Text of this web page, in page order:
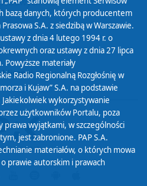
bazą danych, których producentem
S.A. z siedzibą w Warszawie.
z dnia 4 lutego 1994 r. o
oraz ustawy z dnia 27 lipca
Powyższe materiały
Radio Regionalną Rozgłośnię w
i Kujaw” S.A. na podstawie
wykorzystywanie
użytkowników Portalu, poza
prawa wyjątkami, w szczególności
jest zabronione. PAP S.A.
materiałów, o których mowa
prawie autorskim i prawach